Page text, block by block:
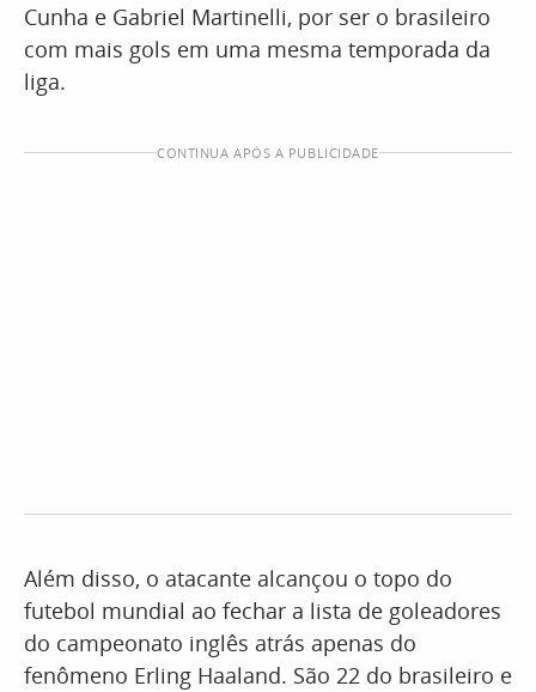
Cunha e Gabriel Martinelli, por ser o brasileiro
com mais gols em uma mesma temporada da
liga.
CONTINUA APÓS A PUBLICIDADE
Além disso, o atacante alcançou o topo do
futebol mundial ao fechar a lista de goleadores
do campeonato inglês atrás apenas do
fenômeno Erling Haaland. São 22 do brasileiro e